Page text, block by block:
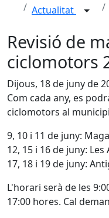
Actualitat
Revisió de
ciclomotors
Dijous, 18 de juny de
Com cada any, es
ciclomotors al
9, 10 i 11 de juny:
12, 15 i 16 de juny: Les
17, 18 i 19 de juny:
L'horari serà de les
17:00 hores. Cal